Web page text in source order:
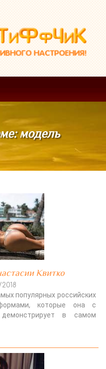
модель
Квитко
2018
популярных российских
которые она с
демонстрирует в самом